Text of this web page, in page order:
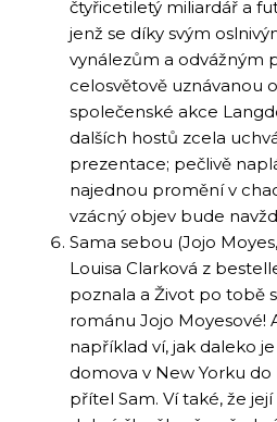
čtyřicetiletý miliardář a
jenž se díky svým
vynálezům a odvážným
celosvětově uznávanou
společenské akce
dalších hostů zcela
prezentace; pečlivě
najednou promění v
vzácný objev bude
Sama sebou (Jojo
Louisa Clarková z
poznala a Život po tobě
románu Jojo Moyesové!
například ví, jak daleko
domova v New Yorku do
přítel Sam. Ví také, že